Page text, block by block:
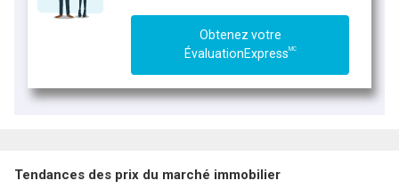
Obtenez votre
ÉvaluationExpressMC
Tendances des prix du marché immobilier